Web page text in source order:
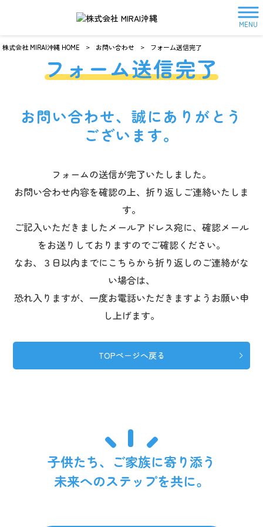
MENU
株式会社 MIRAI沖縄 HOME > お問い合わせ > フォーム送信完了
フォーム送信完了
お問い合わせ、誠にありがとう
ございます。
フォームの送信が完了いたしました。
お問い合わせ内容を確認の上、折り返しご連絡いたしま
す。
ご記入いただきましたメールアドレス宛に、確認メール
をお送りしておりますのでご確認ください。
なお、３日以内までにこちらから折り返しのご連絡がな
い場合は、
恐れ入りますが、一度お電話いただきますようお願い申
し上げます。
TOPページへ戻る
子供たち、ご家族に寄り添う
未来へのステップを共に。